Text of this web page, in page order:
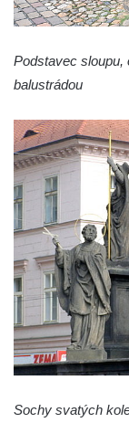
Šimona a
Sloup Panny
Rakovníku
Sloup Panny
Vladislava ve
Sloup
čp. 174 na
Sloup
v Pnětlukách
Sloup Panny
Sloup
Budyni nad
Sloup Panny
Podstavec
balustrádou
Sochy svatých